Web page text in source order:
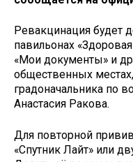
Ревакцинация будет
павильонах
«Мои документы» и
общественных
градоначальника по
Анастасия Ракова.
Для повторной
«Спутник Лайт» или